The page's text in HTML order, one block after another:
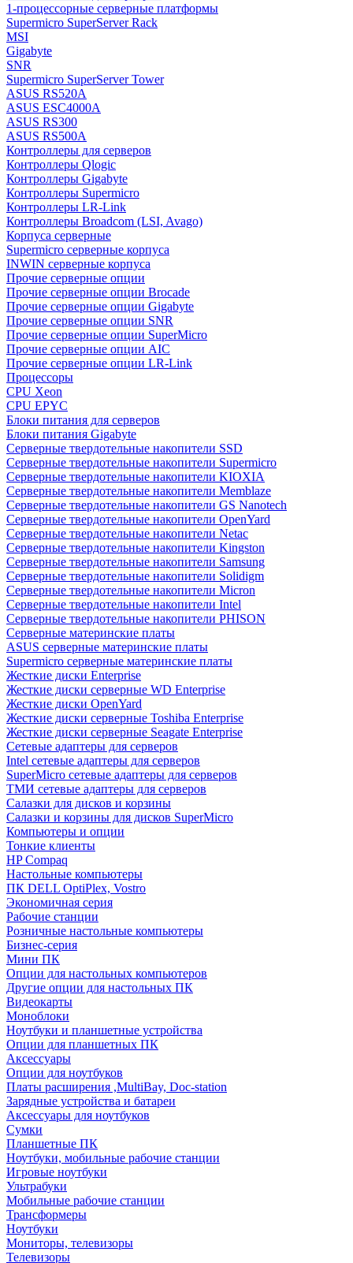
1-процессорные серверные платформы
Supermicro SuperServer Rack
MSI
Gigabyte
SNR
Supermicro SuperServer Tower
ASUS RS520A
ASUS ESC4000A
ASUS RS300
ASUS RS500A
Контроллеры для серверов
Контроллеры Qlogic
Контроллеры Gigabyte
Контроллеры Supermicro
Контроллеры LR-Link
Контроллеры Broadcom (LSI, Avago)
Корпуса серверные
Supermicro серверные корпуса
INWIN серверные корпуса
Прочие серверные опции
Прочие серверные опции Brocade
Прочие серверные опции Gigabyte
Прочие серверные опции SNR
Прочие серверные опции SuperMicro
Прочие серверные опции AIC
Прочие серверные опции LR-Link
Процессоры
CPU Xeon
CPU EPYC
Блоки питания для серверов
Блоки питания Gigabyte
Серверные твердотельные накопители SSD
Cерверные твердотельные накопители Supermicro
Cерверные твердотельные накопители KIOXIA
Cерверные твердотельные накопители Memblaze
Cерверные твердотельные накопители GS Nanotech
Серверные твердотельные накопители OpenYard
Серверные твердотельные накопители Netac
Cерверные твердотельные накопители Kingston
Cерверные твердотельные накопители Samsung
Cерверные твердотельные накопители Solidigm
Cерверные твердотельные накопители Micron
Cерверные твердотельные накопители Intel
Cерверные твердотельные накопители PHISON
Серверные материнские платы
ASUS серверные материнские платы
Supermicro серверные материнские платы
Жесткие диски Enterprise
Жесткие диски серверные WD Enterprise
Жесткие диски OpenYard
Жесткие диски серверные Toshiba Enterprise
Жесткие диски серверные Seagate Enterprise
Сетевые адаптеры для серверов
Intel сетевые адаптеры для серверов
SuperMicro сетевые адаптеры для серверов
ТМИ сетевые адаптеры для серверов
Салазки для дисков и корзины
Салазки и корзины для дисков SuperMicro
Компьютеры и опции
Тонкие клиенты
HP Compaq
Настольные компьютеры
ПК DELL OptiPlex, Vostro
Экономичная серия
Рабочие станции
Розничные настольные компьютеры
Бизнес-серия
Мини ПК
Опции для настольных компьютеров
Другие опции для настольных ПК
Видеокарты
Моноблоки
Ноутбуки и планшетные устройства
Опции для планшетных ПК
Аксессуары
Опции для ноутбуков
Платы расширения ,MultiBay, Doc-station
Зарядные устройства и батареи
Аксессуары для ноутбуков
Сумки
Планшетные ПК
Ноутбуки, мобильные рабочие станции
Игровые ноутбуки
Ультрабуки
Мобильные рабочие станции
Трансформеры
Ноутбуки
Мониторы, телевизоры
Телевизоры